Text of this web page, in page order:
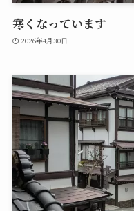
寒くなっています
2026年4月30日